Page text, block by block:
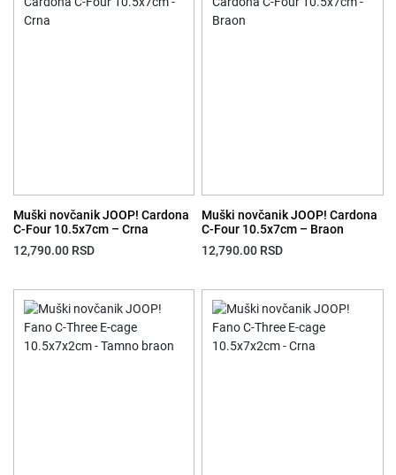
Muški novčanik JOOP! Cardona
C-Four 10.5x7cm – Crna
12,790.00 RSD
Muški novčanik JOOP! Cardona
C-Four 10.5x7cm – Braon
12,790.00 RSD